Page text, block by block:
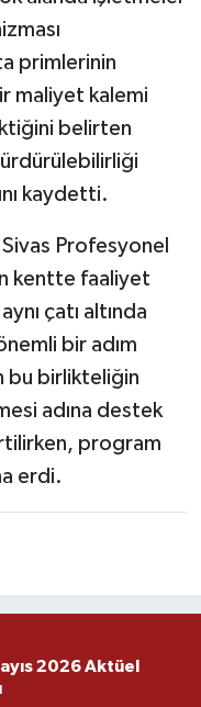
primlerinin
maliyet kalemi
belirten
kaydetti.
Profesyonel
kentte faaliyet
çatı altında
bir adım
bu birlikteliğin
adına destek
program
erdi.
2026 Aktüel